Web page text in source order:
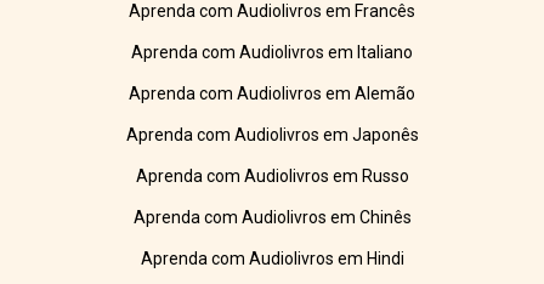
Aprenda com Audiolivros em Francês
Aprenda com Audiolivros em Italiano
Aprenda com Audiolivros em Alemão
Aprenda com Audiolivros em Japonês
Aprenda com Audiolivros em Russo
Aprenda com Audiolivros em Chinês
Aprenda com Audiolivros em Hindi